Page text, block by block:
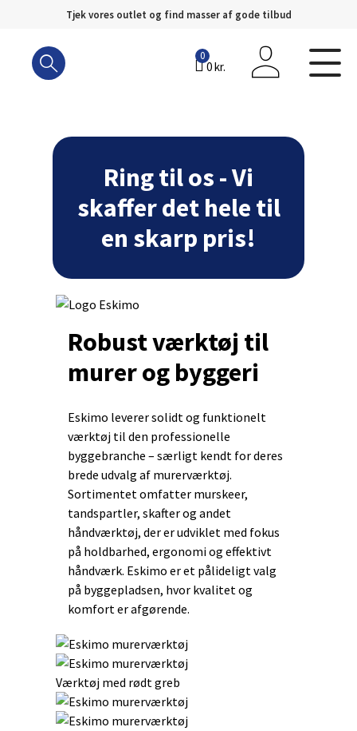
Tjek vores outlet og find masser af gode tilbud
indhold
0kr.
0
Ring til os - Vi
skaffer det hele til
en skarp pris!
Robust værktøj til
murer og byggeri
Eskimo leverer solidt og funktionelt
værktøj til den professionelle
byggebranche – særligt kendt for deres
brede udvalg af murerværktøj.
Sortimentet omfatter murskeer,
tandspartler, skafter og andet
håndværktøj, der er udviklet med fokus
på holdbarhed, ergonomi og effektivt
håndværk. Eskimo er et pålideligt valg
på byggepladsen, hvor kvalitet og
komfort er afgørende.
Værktøj med rødt greb